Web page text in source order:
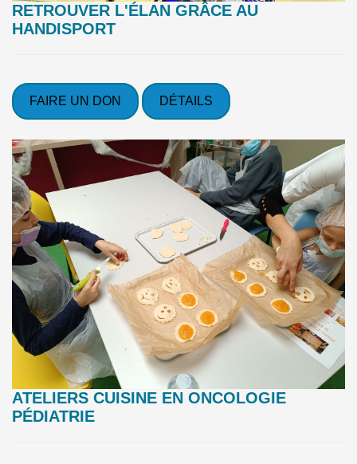
RETROUVER L'ÉLAN GRÂCE AU
HANDISPORT
FAIRE UN DON DÉTAILS
ATELIERS CUISINE EN ONCOLOGIE
PÉDIATRIE